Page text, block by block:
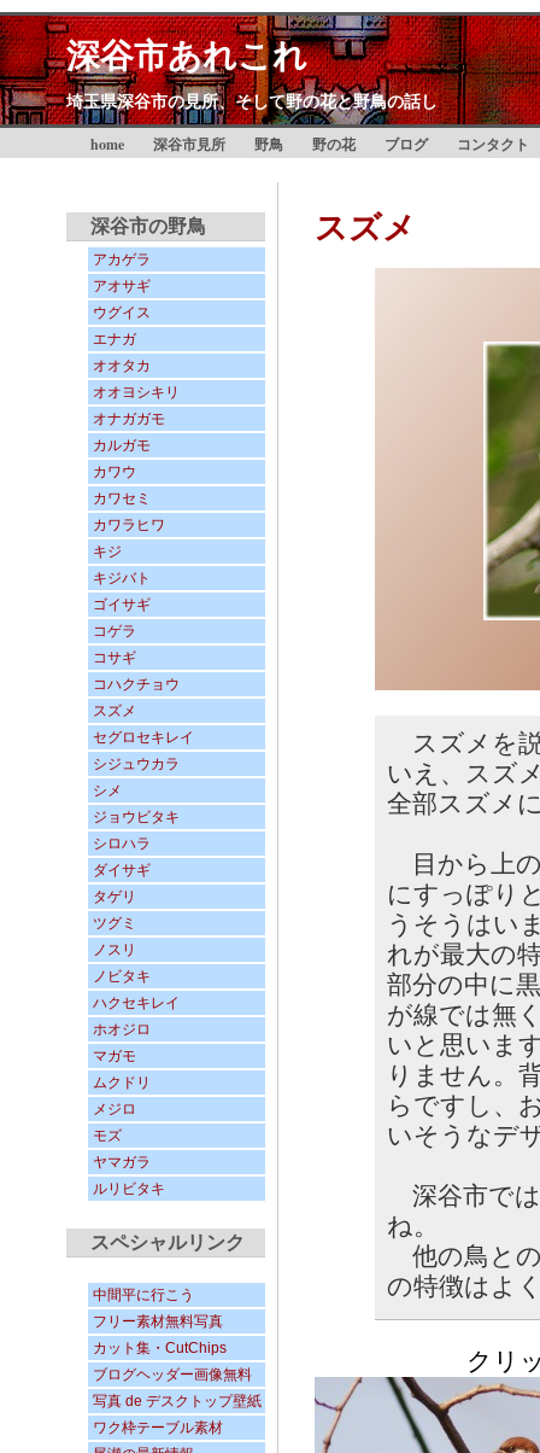
深谷市あれこれ
埼玉県深谷市の見所、そして野の花と野鳥の話し
home 深谷市見所 野鳥 野の花 ブログ コンタクト
深谷市の野鳥
アカゲラ
アオサギ
ウグイス
エナガ
オオタカ
オオヨシキリ
オナガガモ
カルガモ
カワウ
カワセミ
カワラヒワ
キジ
キジバト
ゴイサギ
コゲラ
コサギ
コハクチョウ
スズメ
セグロセキレイ
シジュウカラ
シメ
ジョウビタキ
シロハラ
ダイサギ
タゲリ
ツグミ
ノスリ
ノビタキ
ハクセキレイ
ホオジロ
マガモ
ムクドリ
メジロ
モズ
ヤマガラ
ルリビタキ
スペシャルリンク
中間平に行こう
フリー素材無料写真
カット集・CutChips
ブログヘッダー画像無料
写真 de デスクトップ壁紙
ワク枠テーブル素材
スズメ
スズメを
いえ、スズ
全部スズメ
目から上
にすっぽり
うそうはい
れが最大の
部分の中に
が線では無
いと思いま
りません。
らですし、
いそうなデ
深谷市で
ね。
他の鳥と
の特徴はよ
クリックす